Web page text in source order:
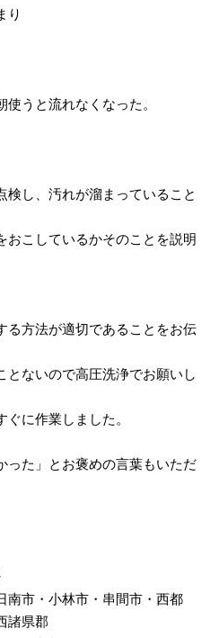
り
うと流れなくなった。
検し、汚れが溜まっていること
おこしているかそのことを説明
る方法が適切であることをお伝
とないので高圧洗浄でお願いし
に作業しました。
った」とお褒めの言葉もいただ
南市・小林市・串間市・西都
諸県郡